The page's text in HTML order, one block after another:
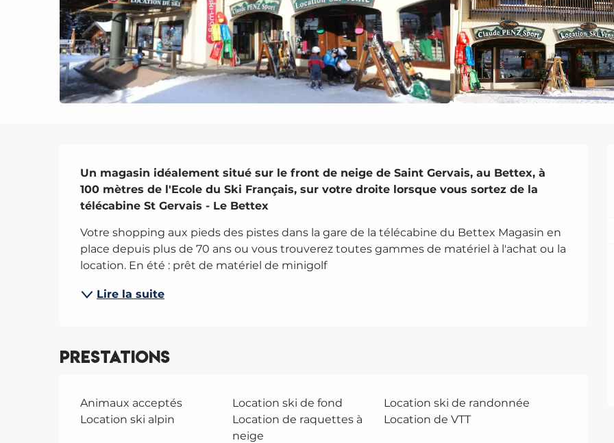
Description
Un magasin idéalement situé sur le front de neige de Saint Gervais, au Bettex, à
100 mètres de l'Ecole du Ski Français, sur votre droite lorsque vous sortez de la
télécabine St Gervais - Le Bettex
Votre shopping aux pieds des pistes dans la gare de la télécabine du Bettex Magasin en
place depuis plus de 70 ans ou vous trouverez toutes gammes de matériel à l'achat ou la
location. En été : prêt de matériel de minigolf
Lire la suite
Prestations
Animaux acceptés Location ski de fond
Location ski de randonnée
Location ski alpin
Location de raquettes à
neige
Location de VTT